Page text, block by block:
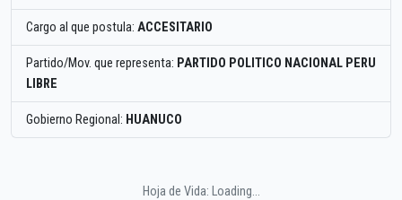
Cargo al que postula: ACCESITARIO
Partido/Mov. que representa: PARTIDO POLITICO NACIONAL PERU
LIBRE
Gobierno Regional: HUANUCO
Hoja de Vida: Loading...